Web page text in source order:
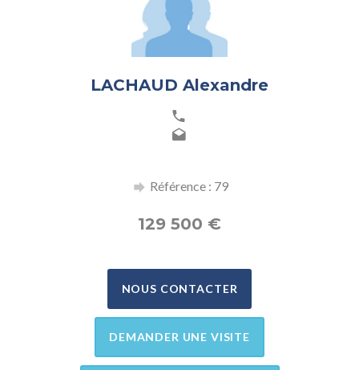
LACHAUD Alexandre
Référence : 79
129 500 €
NOUS CONTACTER
DEMANDER UNE VISITE